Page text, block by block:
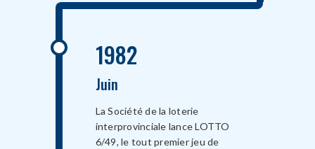
1982
Juin
La Société de la loterie
interprovinciale lance LOTTO
6/49, le tout premier jeu de